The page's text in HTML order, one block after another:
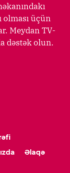
üçün
Meydan TV-
dəstək olun.
Əlaqə